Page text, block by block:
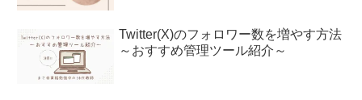
Twitter(X)のフォロワー数を増やす方法
～おすすめ管理ツール紹介～